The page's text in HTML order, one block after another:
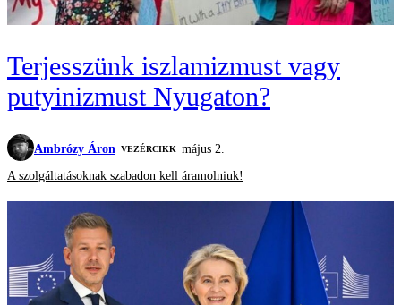
Terjesszünk iszlamizmust vagy
putyinizmust Nyugaton?
Ambrózy Áron VEZÉRCIKK
május 2.
A szolgáltatásoknak szabadon kell áramolniuk!